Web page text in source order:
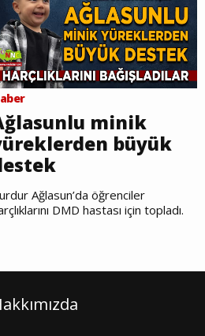
minik
büyük
Ağlasun’da öğrenciler
DMD hastası için topladı.